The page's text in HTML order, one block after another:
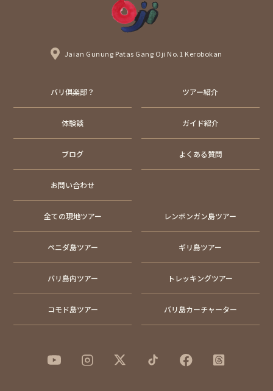
Jaian Gunung Patas Gang Oji No.1 Kerobokan
バリ倶楽部？ ツアー紹介
体験談 ガイド紹介
ブログ よくある質問
お問い合わせ
全ての現地ツアー レンボンガン島ツアー
ペニダ島ツアー ギリ島ツアー
バリ島内ツアー トレッキングツアー
コモド島ツアー バリ島カーチャーター